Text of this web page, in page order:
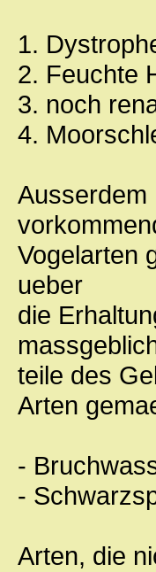
1.
2. Feuchte
3. noch
4.
Ausserdem
Vogelarten
ueber
die
teile des
Arten
-
-
Arten, die